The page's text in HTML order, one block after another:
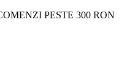
PESTE 300 RON